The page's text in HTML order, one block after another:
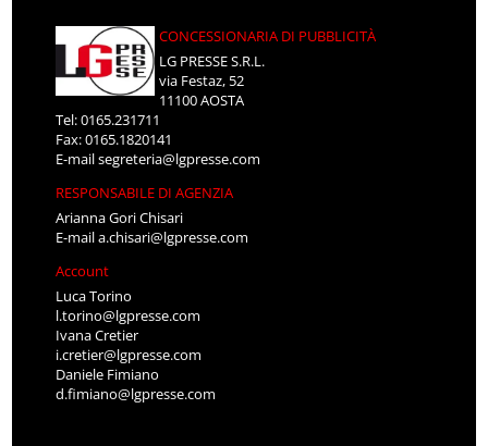
CONCESSIONARIA DI PUBBLICITÀ
LG PRESSE S.R.L.
via Festaz, 52
11100 AOSTA
Tel: 0165.231711
Fax: 0165.1820141
E-mailsegreteria@lgpresse.com
RESPONSABILE DI AGENZIA
Arianna Gori Chisari
E-maila.chisari@lgpresse.com
Account
Luca Torino
l.torino@lgpresse.com
Ivana Cretier
i.cretier@lgpresse.com
Daniele Fimiano
d.fimiano@lgpresse.com